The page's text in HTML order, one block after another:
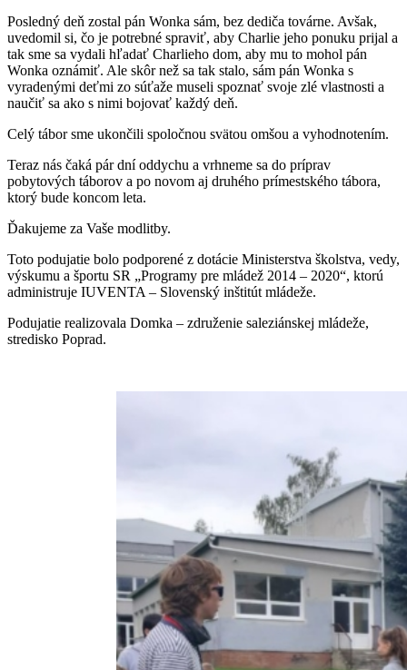
Posledný deň zostal pán Wonka sám, bez dediča továrne. Avšak,
uvedomil si, čo je potrebné spraviť, aby Charlie jeho ponuku prijal a
tak sme sa vydali hľadať Charlieho dom, aby mu to mohol pán
Wonka oznámiť. Ale skôr než sa tak stalo, sám pán Wonka s
vyradenými deťmi zo súťaže museli spoznať svoje zlé vlastnosti a
naučiť sa ako s nimi bojovať každý deň.
Celý tábor sme ukončili spoločnou svätou omšou a vyhodnotením.
Teraz nás čaká pár dní oddychu a vrhneme sa do príprav
pobytových táborov a po novom aj druhého prímestského tábora,
ktorý bude koncom leta.
Ďakujeme za Vaše modlitby.
Toto podujatie bolo podporené z dotácie Ministerstva školstva, vedy,
výskumu a športu SR „Programy pre mládež 2014 – 2020“, ktorú
administruje IUVENTA – Slovenský inštitút mládeže.
Podujatie realizovala Domka – združenie saleziánskej mládeže,
stredisko Poprad.